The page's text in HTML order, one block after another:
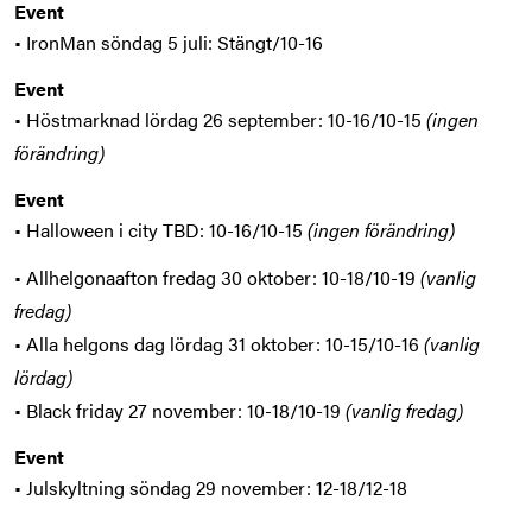
Event
• IronMan söndag 5 juli: Stängt/10-16
Event
• Höstmarknad lördag 26 september: 10-16/10-15 (ingen
förändring)
Event
• Halloween i city TBD: 10-16/10-15 (ingen förändring)
• Allhelgonaafton fredag 30 oktober: 10-18/10-19 (vanlig
fredag)
• Alla helgons dag lördag 31 oktober: 10-15/10-16 (vanlig
lördag)
• Black friday 27 november: 10-18/10-19 (vanlig fredag)
Event
• Julskyltning söndag 29 november: 12-18/12-18